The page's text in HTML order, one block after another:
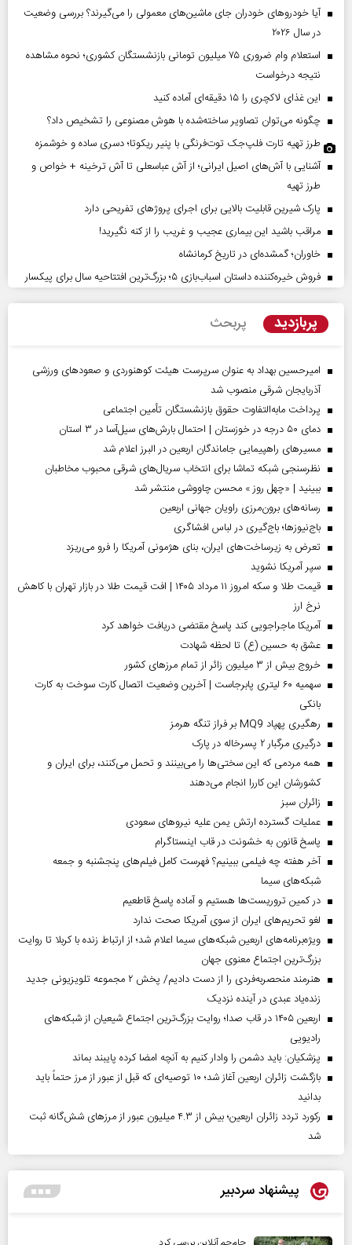
آیا خودروهای خودران جای ماشین‌های معمولی را می‌گیرند؟ بررسی وضعیت
در سال ۲۰۲۶
استعلام وام ضروری ۷۵ میلیون تومانی بازنشستگان کشوری؛ نحوه مشاهده
نتیجه درخواست
این غذای لاکچری را ۱۵ دقیقه‌ای آماده کنید
چگونه می‌توان تصاویر ساخته‌شده با هوش مصنوعی را تشخیص داد؟
طرز تهیه تارت فلپ‌جک توت‌فرنگی با پنیر ریکوتا؛ دسری ساده و خوشمزه
آشنایی با آش‌های اصیل ایرانی؛ از آش عباسعلی تا آش ترخینه + خواص و
طرز تهیه
پارک شیرین قابلیت‌ بالایی برای اجرای پروژهای تفریحی دارد
مراقب باشید این بیماری عجیب و غریب را از کنه نگیرید!
خاوران؛ گمشده‌ای در تاریخ کرمانشاه
فروش خیره‌کننده داستان اسباب‌بازی ۵؛ بزرگ‌ترین افتتاحیه سال برای پیکسار
پربازدید پربحث
امیرحسین بهداد به عنوان سرپرست هیئت کوهنوردی و صعودهای ورزشی
آذربایجان شرقی منصوب شد
پرداخت مابه‌التفاوت حقوق بازنشستگان تأمین اجتماعی
دمای ۵۰ درجه در خوزستان | احتمال بارش‌های سیل‌آسا در ۳ استان
مسیر‌های راهپیمایی جاماندگان اربعین در البرز اعلام شد
نظرسنجی شبکه تماشا برای انتخاب سریال‌های شرقی محبوب مخاطبان
ببینید | «چهل روز » محسن چاووشی منتشر شد
رسانه‌های برون‌مرزی راویان جهانی اربعین
باج‌نیوزها؛ باج‌گیری در لباس افشاگری
تعرض به زیرساخت‌های ایران، بنای هژمونی آمریکا را فرو می‌ریزد
سپر آمریکا نشوید
قیمت طلا و سکه امروز ۱۱ مرداد ۱۴۰۵ | افت قیمت طلا در بازار تهران با کاهش
نرخ ارز
آمریکا ماجراجویی کند پاسخ مقتضی دریافت خواهد کرد
عشق به حسین (ع) تا لحظه شهادت
خروج بیش از ۳ میلیون زائر از تمام مرز‌های کشور
سهمیه ۶۰ لیتری پابرجاست | آخرین وضعیت اتصال کارت سوخت به کارت
بانکی
رهگیری پهپاد MQ9 بر فراز تنگه هرمز
درگیری مرگبار ۲ پسرخاله در پارک
همه مردمی که این سختی‌ها را می‌بینند و تحمل می‌کنند، برای ایران و
کشورشان این کاررا انجام می‌دهند
‌زائران سبز
عملیات گسترده ارتش یمن علیه نیروهای سعودی
پاسخ قانون به خشونت در قاب اینستاگرام
آخر هفته چه فیلمی ببینیم؟ فهرست کامل فیلم‌های پنجشنبه و جمعه
شبکه‌های سیما
در کمین تروریست‌ها هستیم و آماده پاسخ قاطعیم
لغو تحریم‌های ایران از سوی آمریکا صحت ندارد
ویژه‌برنامه‌های اربعین شبکه‌های سیما اعلام شد؛ از ارتباط زنده با کربلا تا روایت
بزرگ‌ترین اجتماع معنوی جهان
هنرمند منحصر‌به‌فردی را از دست دادیم/ پخش ۲ مجموعه تلویزیونی جدید
زنده‌یاد عبدی در آینده نزدیک
اربعین ۱۴۰۵ در قاب صدا؛ روایت بزرگ‌ترین اجتماع شیعیان از شبکه‌های
رادیویی
پزشکیان: باید دشمن را وادار کنیم به آنچه امضا کرده پایبند بماند
بازگشت زائران اربعین آغاز شد؛ ۱۰ توصیه‌ای که قبل از عبور از مرز حتماً باید
بدانید
رکورد تردد زائران اربعین؛ بیش از ۴.۳ میلیون عبور از مرزهای شش‌گانه ثبت
شد
پیشنهاد سردبیر